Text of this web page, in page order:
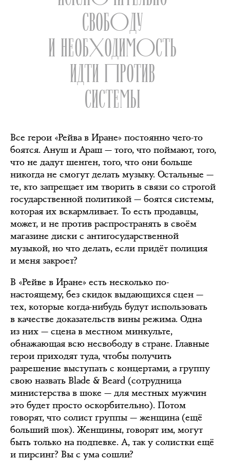
СВОБОДУ
И НЕОБХОДИМОСТЬ
ИДТИ ПРОТИВ
СИСТЕМЫ
Все герои «Рейва в Иране» постоянно чего-то
боятся. Ануш и Араш — того, что поймают, того,
что не дадут шенген, того, что они больше
никогда не смогут делать музыку. Остальные —
те, кто запрещает им творить в связи со строгой
государственной политикой — боятся системы,
которая их вскармливает. То есть продавцы,
может, и не против распространять в своём
магазине диски с антигосударственной
музыкой, но что делать, если придёт полиция
и меня закроет?
В «Рейве в Иране» есть несколько по-
настоящему, без скидок выдающихся сцен —
тех, которые когда-нибудь будут использовать
в качестве доказательств вины режима. Одна
из них — сцена в местном минкульте,
обнажающая всю несвободу в стране. Главные
герои приходят туда, чтобы получить
разрешение выступать с концертами, а группу
свою назвать Blade & Beard (сотрудница
министерства в шоке — для местных мужчин
это будет просто оскорбительно). Потом
говорят, что солист группы — женщина (ещё
больший шок). Женщины, говорят им, могут
быть только на подпевке. А, так у солистки ещё
и пирсинг? Вы с ума сошли?